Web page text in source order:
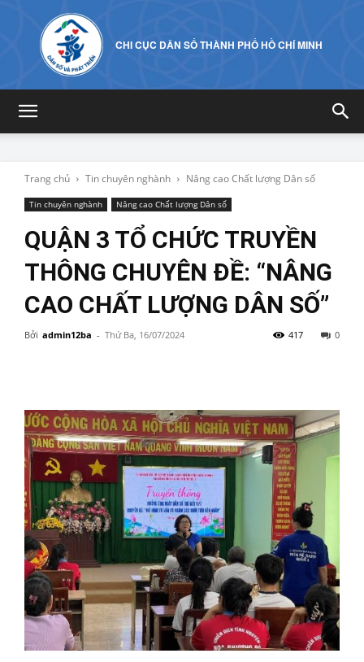
CHI CỤC DÂN SỐ THÀNH PHỐ HỒ CHÍ MINH
Trang chủ Tin chuyên nghành Nâng cao Chất lượng Dân số
Tin chuyên nghành Nâng cao Chất lượng Dân số
QUẬN 3 TỔ CHỨC TRUYỀN
THÔNG CHUYÊN ĐỀ: “NÂNG
CAO CHẤT LƯỢNG DÂN SỐ”
Bởi admin12ba - Thứ Ba, 16/07/2024 0
417